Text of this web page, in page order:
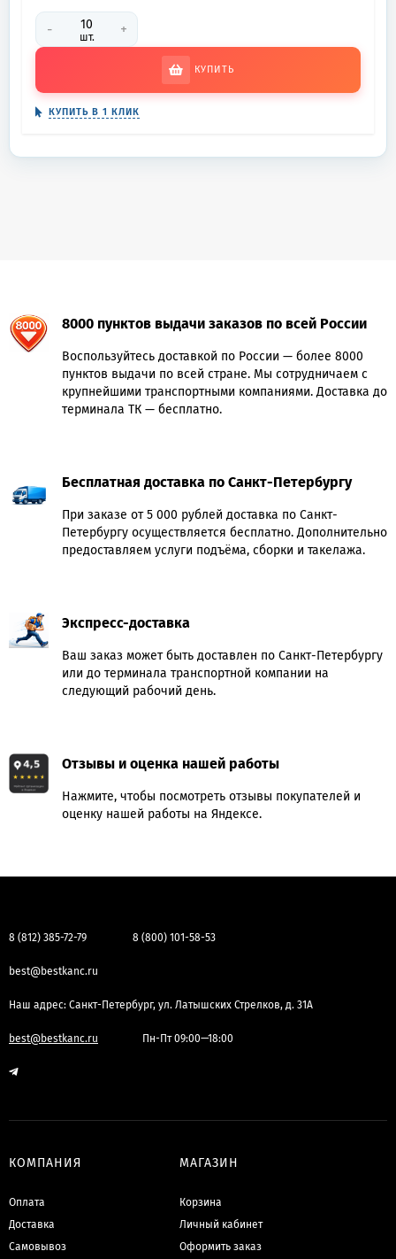
- шт. +
КУПИТЬ
КУПИТЬ В 1 КЛИК
8000 пунктов выдачи заказов по всей России
Воспользуйтесь доставкой по России — более 8000
пунктов выдачи по всей стране. Мы сотрудничаем с
крупнейшими транспортными компаниями. Доставка до
терминала ТК — бесплатно.
Бесплатная доставка по Санкт-Петербургу
При заказе от 5 000 рублей доставка по Санкт-
Петербургу осуществляется бесплатно. Дополнительно
предоставляем услуги подъёма, сборки и такелажа.
Экспресс-доставка
Ваш заказ может быть доставлен по Санкт-Петербургу
или до терминала транспортной компании на
следующий рабочий день.
Отзывы и оценка нашей работы
Нажмите, чтобы посмотреть отзывы покупателей и
оценку нашей работы на Яндексе.
8 (812) 385-72-79 8 (800) 101-58-53
best@bestkanc.ru
Наш адрес: Санкт-Петербург, ул. Латышских Стрелков, д. 31А
best@bestkanc.ru Пн-Пт 09:00—18:00
КОМПАНИЯ
Оплата
Доставка
Самовывоз
МАГАЗИН
Корзина
Личный кабинет
Оформить заказ